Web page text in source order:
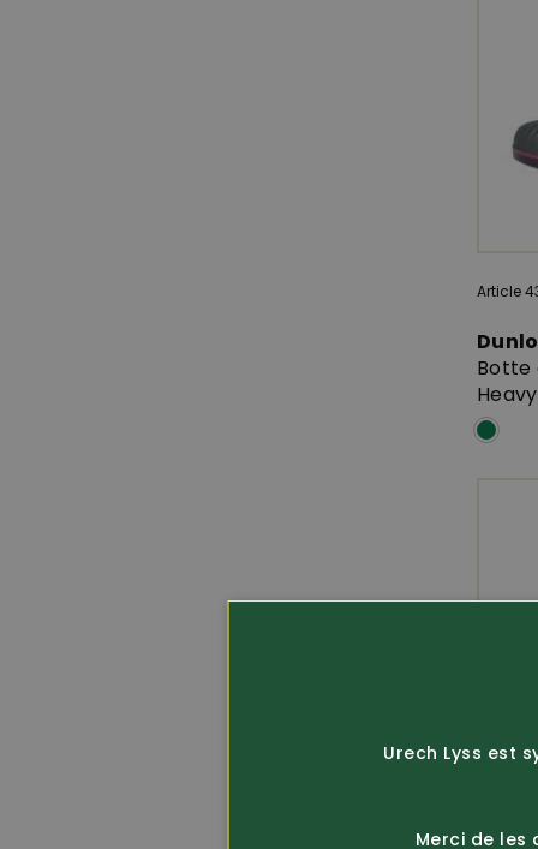
Article
Botte
Urech Lyss est
Merci de les